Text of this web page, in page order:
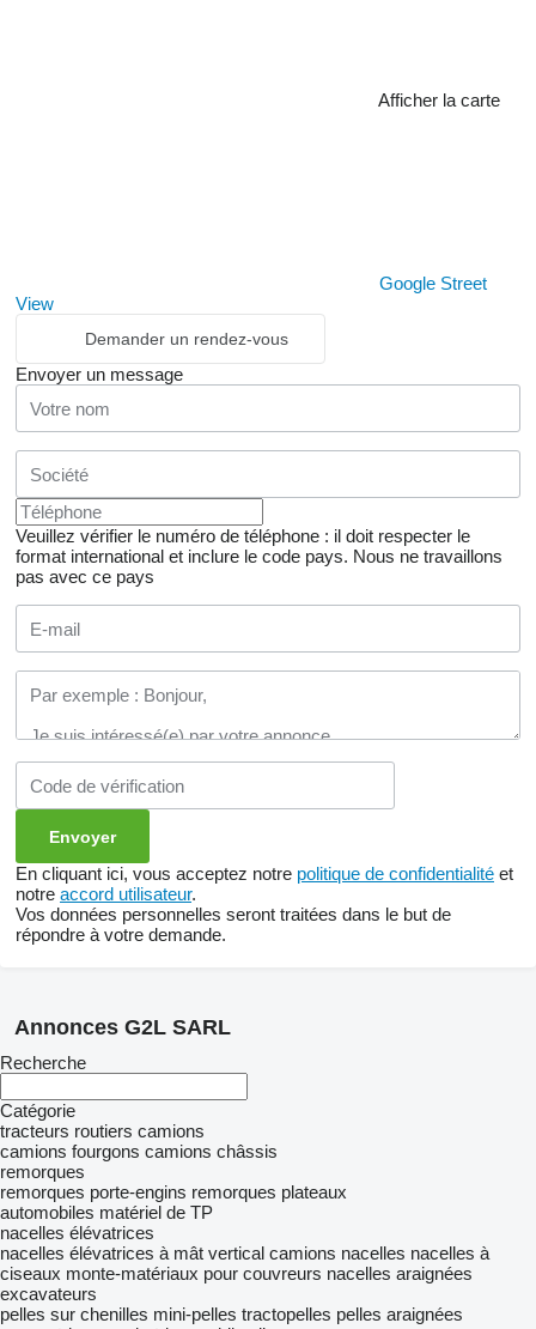
Afficher la carte
Google Street
View
Demander un rendez-vous
Envoyer un message
Veuillez vérifier le numéro de téléphone : il doit respecter le
format international et inclure le code pays. Nous ne travaillons
pas avec ce pays
En cliquant ici, vous acceptez notre politique de confidentialité et
notre accord utilisateur.
Vos données personnelles seront traitées dans le but de
répondre à votre demande.
Annonces G2L SARL
Recherche
Catégorie
tracteurs routiers camions
camions fourgons camions châssis
remorques
remorques porte-engins remorques plateaux
automobiles matériel de TP
nacelles élévatrices
nacelles élévatrices à mât vertical camions nacelles nacelles à
ciseaux monte-matériaux pour couvreurs nacelles araignées
excavateurs
pelles sur chenilles mini-pelles tractopelles pelles araignées